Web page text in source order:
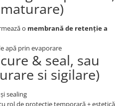
o membrană de retenție a
apă prin evaporare
& seal, sau
si sigilare)
sealing
rol de protecție temporară + estetică